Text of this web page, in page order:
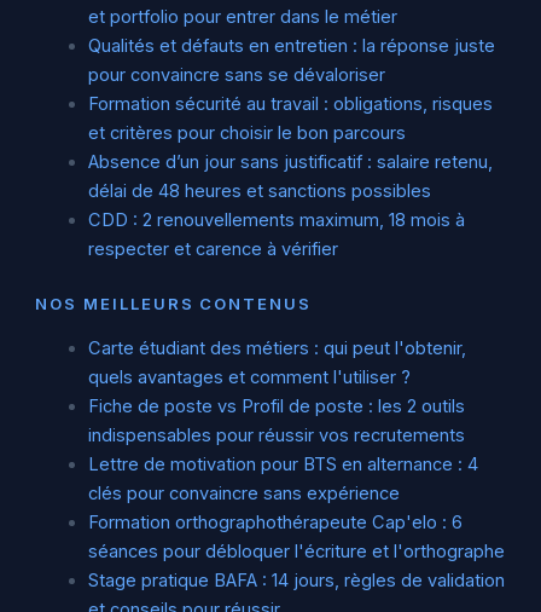
et portfolio pour entrer dans le métier
Qualités et défauts en entretien : la réponse juste
pour convaincre sans se dévaloriser
Formation sécurité au travail : obligations, risques
et critères pour choisir le bon parcours
Absence d’un jour sans justificatif : salaire retenu,
délai de 48 heures et sanctions possibles
CDD : 2 renouvellements maximum, 18 mois à
respecter et carence à vérifier
NOS MEILLEURS CONTENUS
Carte étudiant des métiers : qui peut l'obtenir,
quels avantages et comment l'utiliser ?
Fiche de poste vs Profil de poste : les 2 outils
indispensables pour réussir vos recrutements
Lettre de motivation pour BTS en alternance : 4
clés pour convaincre sans expérience
Formation orthographothérapeute Cap'elo : 6
séances pour débloquer l'écriture et l'orthographe
Stage pratique BAFA : 14 jours, règles de validation